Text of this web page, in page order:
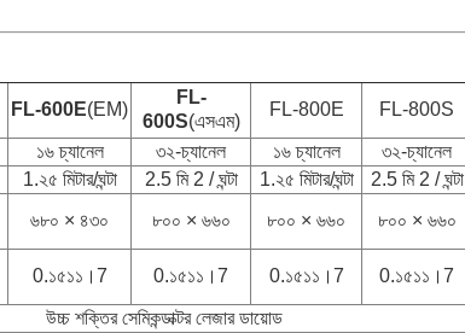
FL-600E(EM)
FL-
600S(এসএম)
FL-800E FL-800S
১৬ চ্যানেল ৩২-চ্যানেল ১৬ চ্যানেল ৩২-চ্যানেল
1.২৫ মিটার/ঘন্টা 2.5 মি 2 / ঘন্টা 1.২৫ মিটার/ঘন্টা 2.5 মি 2 / ঘন্টা
৬৮০ × ৪৩০ ৮০০ × ৬৬০ ৮০০ × ৬৬০ ৮০০ × ৬৬০
0.১৫১১।7 0.১৫১১।7 0.১৫১১।7 0.১৫১১।7
উচ্চ শক্তির সেমিকন্ডাক্টর লেজার ডায়োড